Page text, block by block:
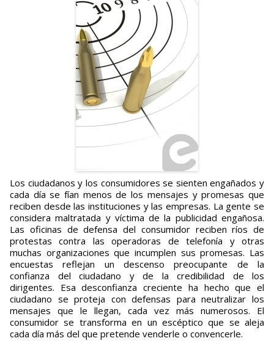
Los ciudadanos y los consumidores se sienten engañados y
cada día se fían menos de los mensajes y promesas que
reciben desde las instituciones y las empresas. La gente se
considera maltratada y víctima de la publicidad engañosa.
Las oficinas de defensa del consumidor reciben ríos de
protestas contra las operadoras de telefonía y otras
muchas organizaciones que incumplen sus promesas. Las
encuestas reflejan un descenso preocupante de la
confianza del ciudadano y de la credibilidad de los
dirigentes. Esa desconfianza creciente ha hecho que el
ciudadano se proteja con defensas para neutralizar los
mensajes que le llegan, cada vez más numerosos. El
consumidor se transforma en un escéptico que se aleja
cada día más del que pretende venderle o convencerle.